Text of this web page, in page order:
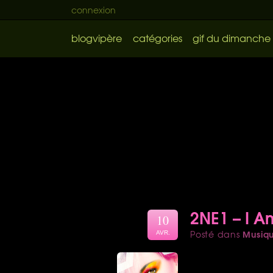
connexion
blogvipère catégories gif du dimanche
2NE1 – I
Posté dans
10
AVR.